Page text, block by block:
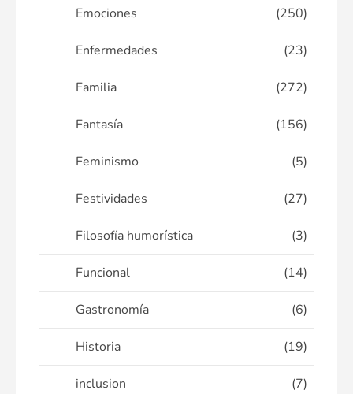
Emociones (250)
Enfermedades (23)
Familia (272)
Fantasía (156)
Feminismo (5)
Festividades (27)
Filosofía humorística (3)
Funcional (14)
Gastronomía (6)
Historia (19)
inclusion (7)